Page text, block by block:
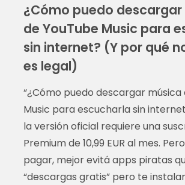
¿Cómo puedo
de YouTube Music para
sin internet? (Y por qué
es legal)
“¿Cómo puedo descargar música
Music para escucharla sin
la versión oficial requiere una
Premium de 10,99 EUR al mes.
pagar, mejor evitá apps piratas
“descargas gratis” pero te